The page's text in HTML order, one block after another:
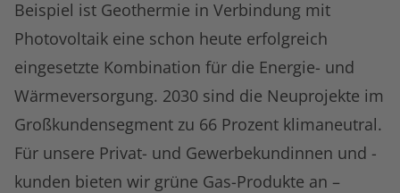
Beispiel ist Geothermie in Verbindung mit
Photovoltaik eine schon heute erfolgreich
eingesetzte Kombination für die Energie- und
Wärmeversorgung. 2030 sind die Neuprojekte im
Großkundensegment zu 66 Prozent klimaneutral.
Für unsere Privat- und Gewerbekundinnen und -
kunden bieten wir grüne Gas-Produkte an –